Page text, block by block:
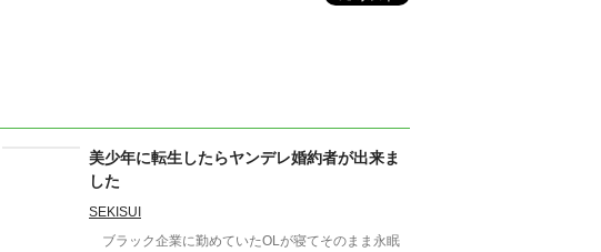
美少年に転生したらヤンデレ婚約者が出来ま
した
SEKISUI
ブラック企業に勤めていたOLが寝てそのまま永眠